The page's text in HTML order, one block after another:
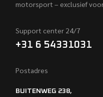
motorsport – exclusief
Support center 24/7
+31 6 54331031
Postadres
BUITENWEG 238,